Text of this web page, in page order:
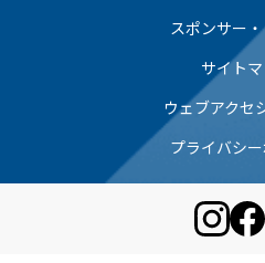
スポンサー
サイト
ウェブアクセ
プライバシ